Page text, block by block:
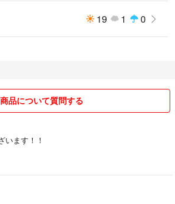
19 1 0
商品について質問する
います！！